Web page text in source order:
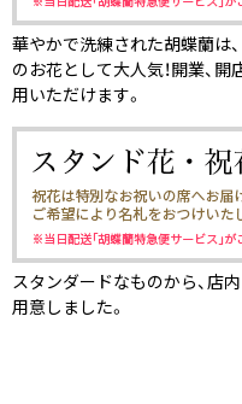
華やかで洗練された胡蝶蘭は
のお花として大人気！開業、開
用いただけます。
スタンダードなものから、店
用意しました。